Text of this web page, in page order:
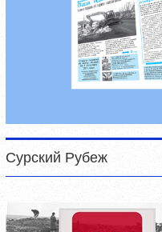
Сурский Рубеж